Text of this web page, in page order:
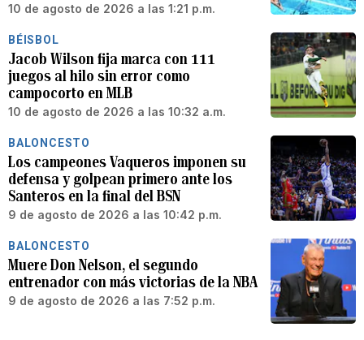
10 de agosto de 2026 a las 1:21 p.m.
BÉISBOL
Jacob Wilson fija marca con 111
juegos al hilo sin error como
campocorto en MLB
10 de agosto de 2026 a las 10:32 a.m.
BALONCESTO
Los campeones Vaqueros imponen su
defensa y golpean primero ante los
Santeros en la final del BSN
9 de agosto de 2026 a las 10:42 p.m.
BALONCESTO
Muere Don Nelson, el segundo
entrenador con más victorias de la NBA
9 de agosto de 2026 a las 7:52 p.m.